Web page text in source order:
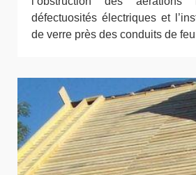
défectuosités électriques et
de verre près des conduits de